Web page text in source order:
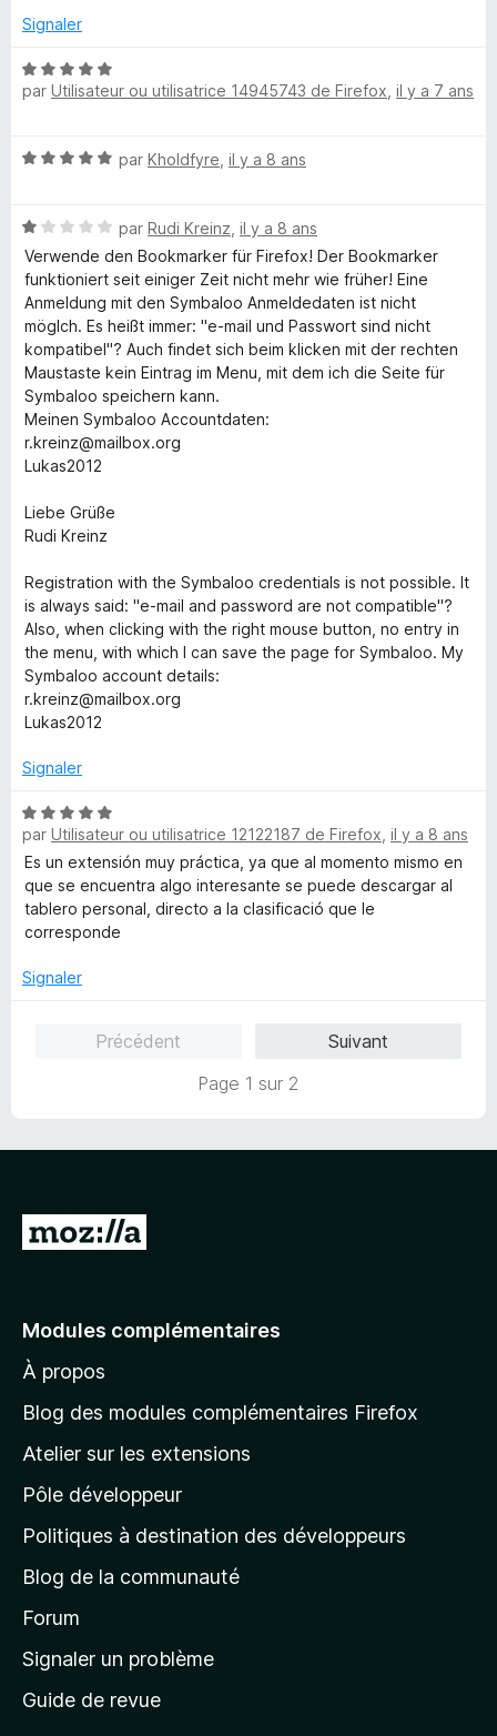
ré
s
u
Signaler
N
o
5
r
5
par Utilisateur ou utilisatrice 14945743 de Firefox il y a 7 ans
N
é
5
s
u
r
5
par Kholdfyre il y a 8 ans
N
o
t
é
1
s
u
r
5
par Rudi Kreinz il y a 8 ans
Verwende den Bookmarker für Firefox! Der Bookmarker
funktioniert seit einiger Zeit nicht mehr wie früher! Eine
Anmeldung mit den Symbaloo Anmeldedaten ist nicht
möglch. Es heißt immer: "e-mail und Passwort sind nicht
kompatibel"? Auch findet sich beim klicken mit der rechten
Maustaste kein Eintrag im Menu, mit dem ich die Seite für
Symbaloo speichern kann.
Meinen Symbaloo Accountdaten:
r.kreinz@mailbox.org
Lukas2012
Liebe Grüße
Rudi Kreinz
Registration with the Symbaloo credentials is not possible. It
is always said: "e-mail and password are not compatible"?
Also, when clicking with the right mouse button, no entry in
the menu, with which I can save the page for Symbaloo. My
Symbaloo account details:
r.kreinz@mailbox.org
Lukas2012
Signaler
N
o
t
é
5
s
r
par Utilisateur ou utilisatrice 12122187 de Firefox il y a 8 ans
Es un extensión muy práctica, ya que al momento mismo en
que se encuentra algo interesante se puede descargar al
tablero personal, directo a la clasificació que le
corresponde
Signaler
Précédent
Suivant
Page 1 sur 2
A
e
à
l
p
a
g
d
a
c
Modules complémentaires
À propos
Blog des modules complémentaires Firefox
Atelier sur les extensions
Pôle développeur
Politiques à destination des développeurs
Blog de la communauté
Forum
Signaler un problème
Guide de revue